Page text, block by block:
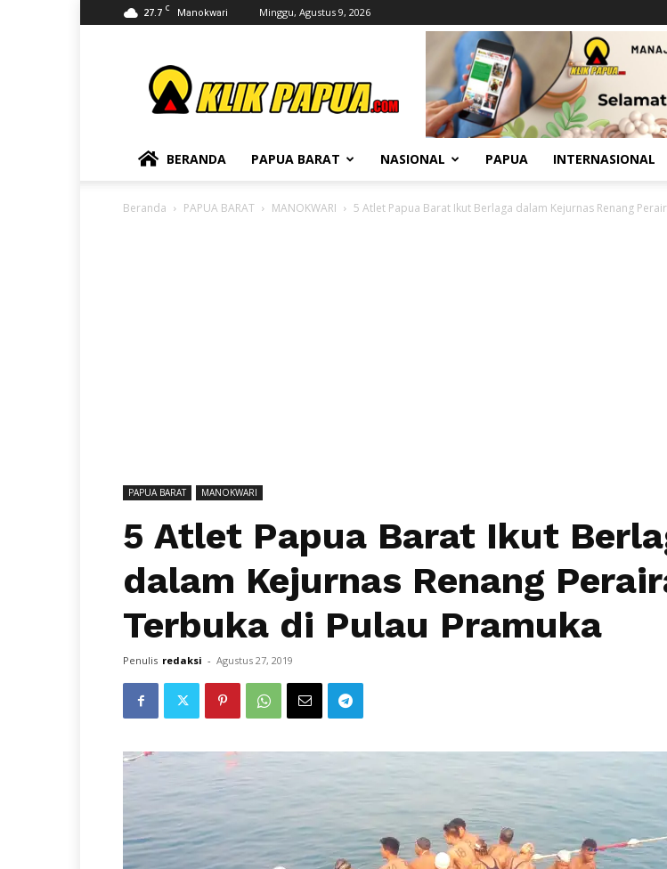
27.7 C Manokwari Minggu, Agustus 9, 2026
BERANDA PAPUA BARAT NASIONAL PAPUA INTERNASIONAL
Beranda PAPUA BARAT MANOKWARI 5 Atlet Papua Barat Ikut Berlaga dalam Kejurnas Renang
PAPUA BARAT MANOKWARI
5 Atlet Papua Barat Ikut
dalam Kejurnas Renang
Terbuka di Pulau Pramuka
Penulis redaksi - Agustus 27, 2019